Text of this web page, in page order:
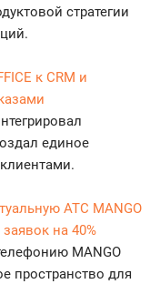
стратегии
к CRM и
единое
АТС MANGO
заявок на 40%
MANGO
пространство для